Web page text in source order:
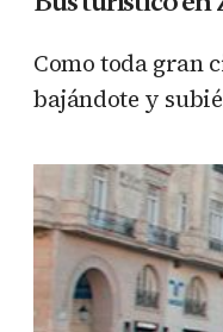
Como toda gran
bajándote y